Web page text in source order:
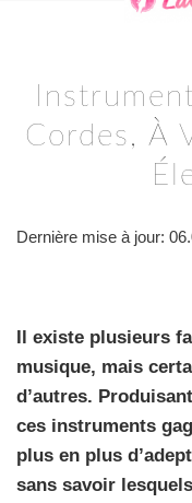
Cordes, À
Dernière mise à jour:
Il existe plusieurs
musique, mais
d’autres.
ces instruments
plus en plus
sans savoir